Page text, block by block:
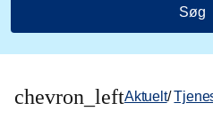
Søg
chevron_leftAktuelt/